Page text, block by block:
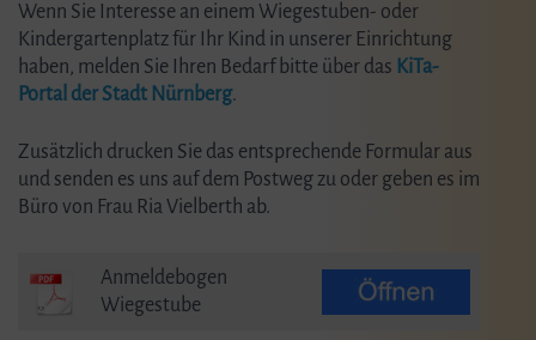
Wenn Sie Interesse an einem Wiegestuben- oder
Kindergartenplatz für Ihr Kind in unserer Einrichtung
haben, melden Sie Ihren Bedarf bitte über das KiTa-
Portal der Stadt Nürnberg.
Zusätzlich drucken Sie das entsprechende Formular aus
und senden es uns auf dem Postweg zu oder geben es im
Büro von Frau Ria Vielberth ab.
Anmeldebogen
Wiegestube